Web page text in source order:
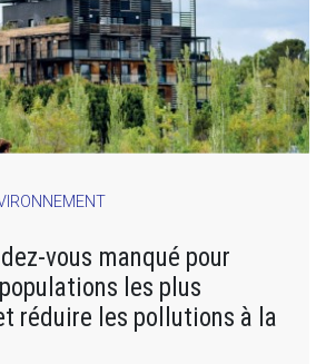
vous manqué pour
les plus
réduire les pollutions à la